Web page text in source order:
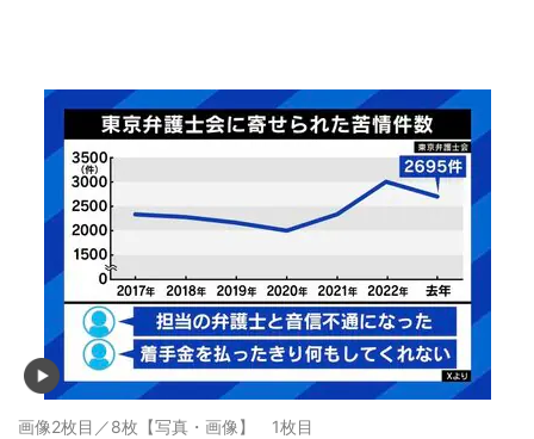
画像2枚目／8枚 【写真・画像】 1枚目